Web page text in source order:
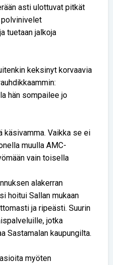
asti ulottuvat pitkät
tuetaan jalkoja
keksinyt korvaavia
hän sompailee jo
käsivamma. Vaikka se ei
muulla AMC-
vain toisella
alakerran
hoitui Sallan mukaan
ja ripeästi. Suurin
jotka
Sastamalan kaupungilta.
myöten